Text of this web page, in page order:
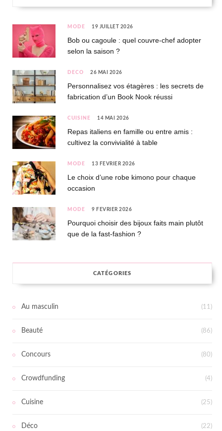
MODE 19 JUILLET 2026
Bob ou cagoule : quel couvre-chef adopter
selon la saison ?
DÉCO 26 MAI 2026
Personnalisez vos étagères : les secrets de
fabrication d’un Book Nook réussi
CUISINE 14 MAI 2026
Repas italiens en famille ou entre amis :
cultivez la convivialité à table
MODE 13 FÉVRIER 2026
Le choix d’une robe kimono pour chaque
occasion
MODE 9 FÉVRIER 2026
Pourquoi choisir des bijoux faits main plutôt
que de la fast-fashion ?
CATÉGORIES
Au masculin (11)
Beauté (86)
Concours (80)
Crowdfunding (4)
Cuisine (25)
Déco (22)